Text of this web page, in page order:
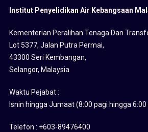
Institut Penyelidikan Air Kebangsaan
Kementerian Peralihan Tenaga Dan
Lot 5377, Jalan Putra Permai,
43300 Seri Kembangan,
Selangor, Malaysia
Waktu Pejabat :
Isnin hingga Jumaat (8:00 pagi hingga
Telefon : +603-89476400